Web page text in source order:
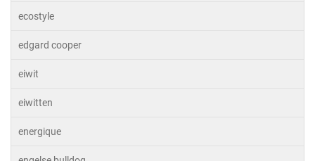
ecostyle
edgard cooper
eiwit
eiwitten
energique